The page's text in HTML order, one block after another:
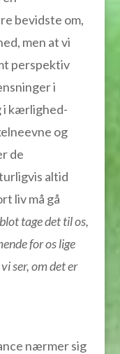
bevidste om,
men at vi
perspektiv
i
i kærlighed-
og
de
altid
liv må gå
tage det til os,
for os lige
ser, om det er
nærmer sig